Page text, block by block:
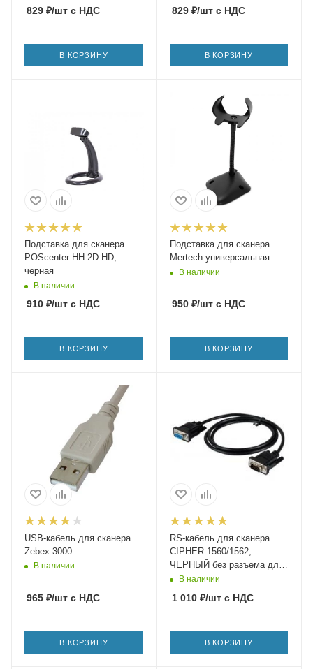
829 ₽/шт с НДС
В КОРЗИНУ
829₽/штс НДС
В КОРЗИНУ
Подставка для сканера
POScenter HH 2D HD,
черная
В наличии
910 ₽/шт с НДС
В КОРЗИНУ
Подставка для сканера
Mertech универсальная
В наличии
950₽/штс НДС
В КОРЗИНУ
USB-кабель для сканера
Zebex 3000
В наличии
965 ₽/шт с НДС
В КОРЗИНУ
RS-кабель для сканера
CIPHER 1560/1562,
ЧЕРНЫЙ без разъема для
подачи питания
В наличии
1 010₽/штс НДС
В КОРЗИНУ